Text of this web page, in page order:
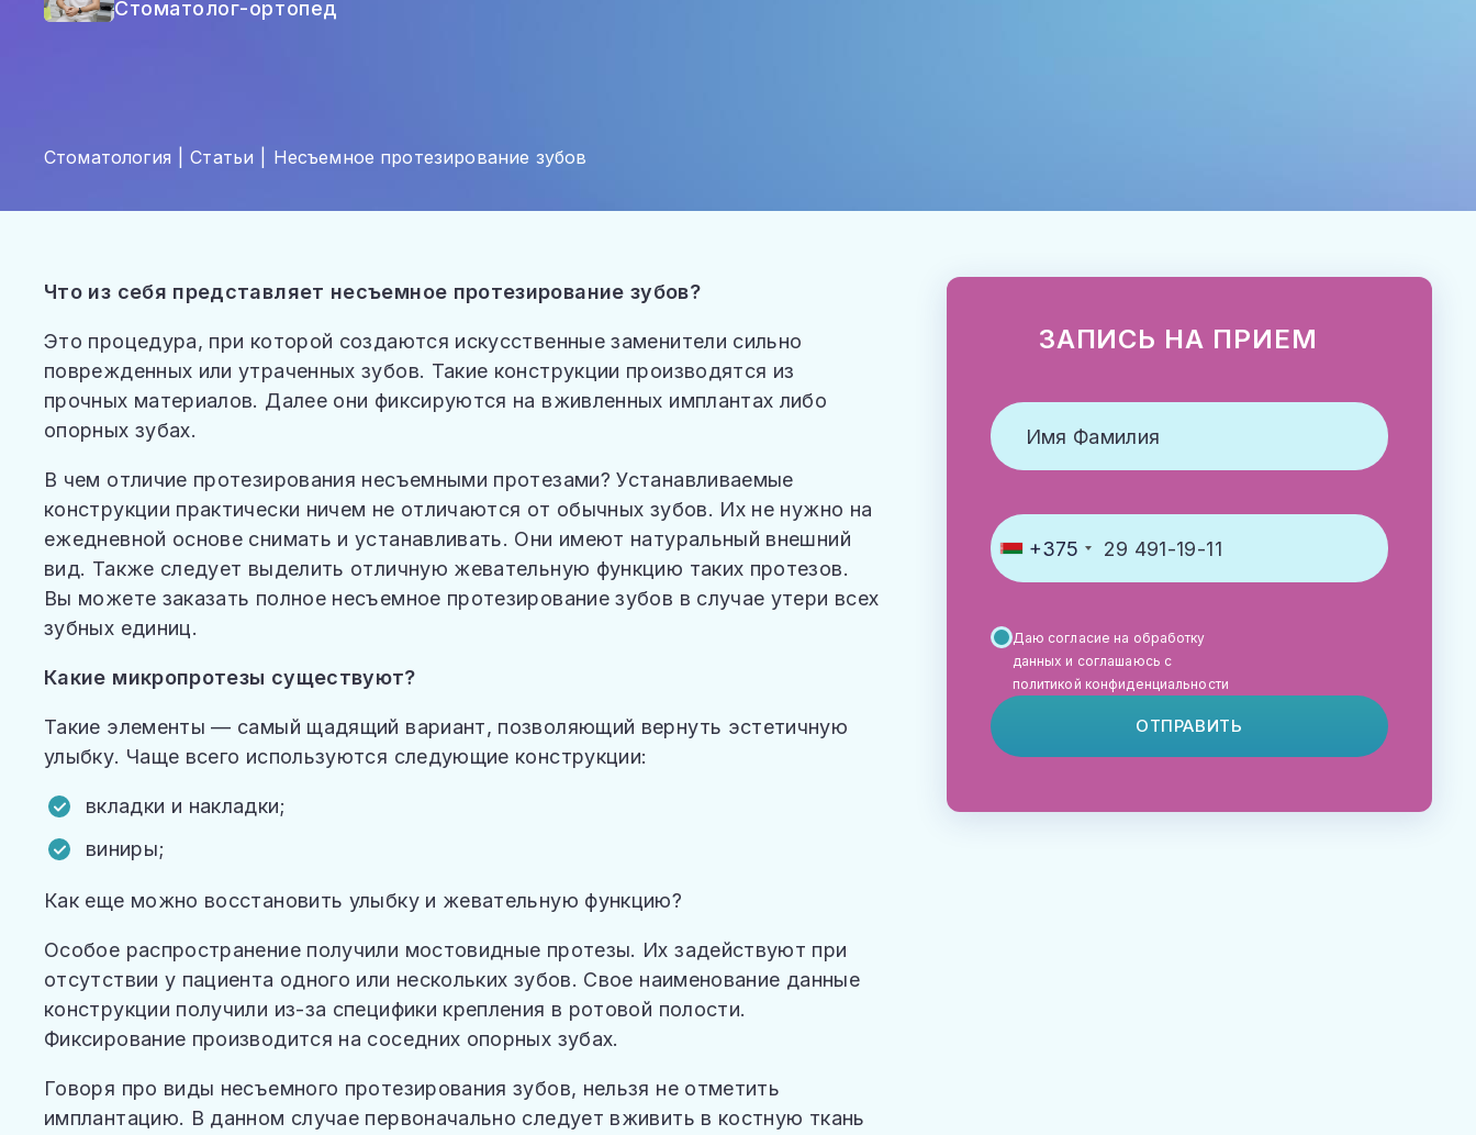
Стоматолог-ортопед
Стоматология Статьи Несъемное протезирование зубов
Что из себя представляет несъемное протезирование зубов?
Это процедура, при которой создаются искусственные заменители сильно
поврежденных или утраченных зубов. Такие конструкции производятся из
прочных материалов. Далее они фиксируются на вживленных имплантах либо
опорных зубах.
В чем отличие протезирования несъемными протезами? Устанавливаемые
конструкции практически ничем не отличаются от обычных зубов. Их не нужно на
ежедневной основе снимать и устанавливать. Они имеют натуральный внешний
вид. Также следует выделить отличную жевательную функцию таких протезов.
Вы можете заказать полное несъемное протезирование зубов в случае утери всех
зубных единиц.
Какие микропротезы существуют?
Такие элементы — самый щадящий вариант, позволяющий вернуть эстетичную
улыбку. Чаще всего используются следующие конструкции:
вкладки и накладки;
виниры;
Как еще можно восстановить улыбку и жевательную функцию?
Особое распространение получили мостовидные протезы. Их задействуют при
отсутствии у пациента одного или нескольких зубов. Свое наименование данные
конструкции получили из-за специфики крепления в ротовой полости.
Фиксирование производится на соседних опорных зубах.
Говоря про виды несъемного протезирования зубов, нельзя не отметить
имплантацию. В данном случае первоначально следует вживить в костную ткань
ЗАПИСЬ НА ПРИЕМ
+375
Даю согласие на обработку
данных и соглашаюсь с
политикой конфиденциальности
ОТПРАВИТЬ